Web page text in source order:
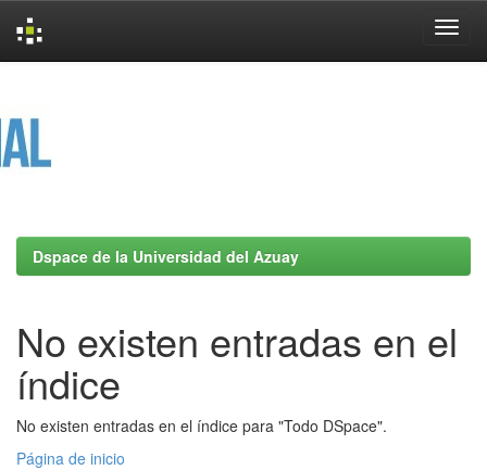
Dspace de la Universidad del Azuay
No existen entradas en el
índice
No existen entradas en el índice para "Todo DSpace".
Página de inicio